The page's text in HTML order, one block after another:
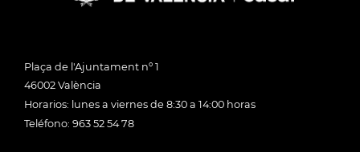
Plaça de l'Ajuntament nº 1
46002 València
Horarios: lunes a viernes de 8:30 a 14:00 horas
Teléfono: 963 52 54 78